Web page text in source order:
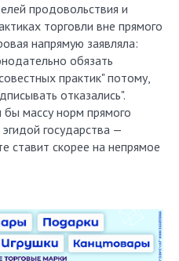
продовольствия и
торговли вне прямого
напрямую заявляла:
обязать
практик" потому,
отказались".
бы массу норм прямого
государства —
ставит скорее на непрямое